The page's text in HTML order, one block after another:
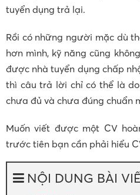
tuyển dụng trả lại.
Rồi có những người mặc dù
hơn mình, kỹ năng cũng
được nhà tuyển dụng chấp
thì câu trả lời chỉ có thể là
chưa đủ và chưa đúng chuẩn
Muốn viết được một CV
trước tiên bạn cần phải hiểu
NỘI DUNG BÀI